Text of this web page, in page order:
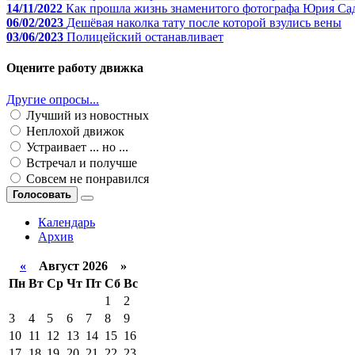
14/11/2022 Как прошла жизнь знаменитого фотографа Юрия
06/02/2023 Дешёвая наколка тату после которой взулись вены
03/06/2023 Полицейский останавливает
Оцените работу движка
Другие опросы...
Лучший из новостных
Неплохой движок
Устраивает ... но ...
Встречал и получше
Совсем не понравился
Голосовать
Календарь
Архив
« Август 2026 »
Пн Вт Ср Чт Пт Сб Вс
1
2
3
4 5 6 7 8
9
10 11 12 13 14 15 16